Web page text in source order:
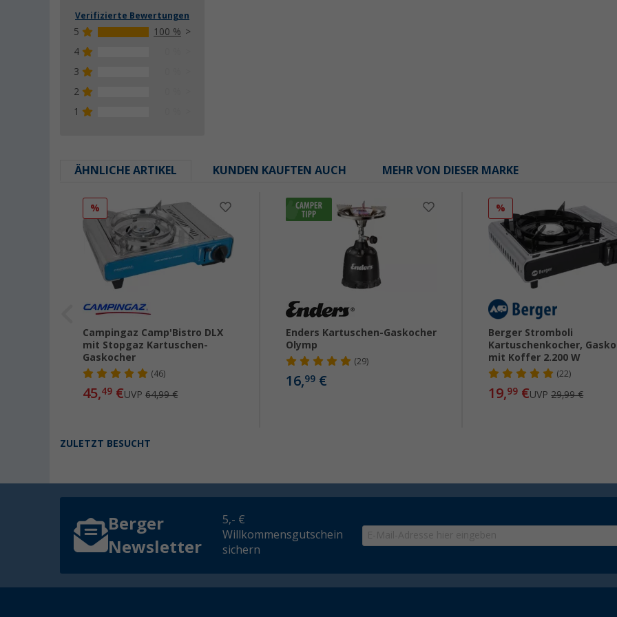
Verifizierte Bewertungen
5
100 %
4
3
2
1
ÄHNLICHE ARTIKEL KUNDEN KAUFTEN AUCH MEHR VON DIESER MARKE
%
Campingaz Camp'Bistro DLX
mit Stopgaz Kartuschen-
Gaskocher
(46)
45,49 €UVP64,99 €
Enders Kartuschen-Gaskocher
Olymp
(29)
16,99€
%
Berger Stromboli
Kartuschenkocher,
mit Koffer 2.200 W
(22)
19,99 €UVP29,99 €
ZULETZT BESUCHT
Berger
Newsletter
5,- €
Willkommensgutschein
sichern